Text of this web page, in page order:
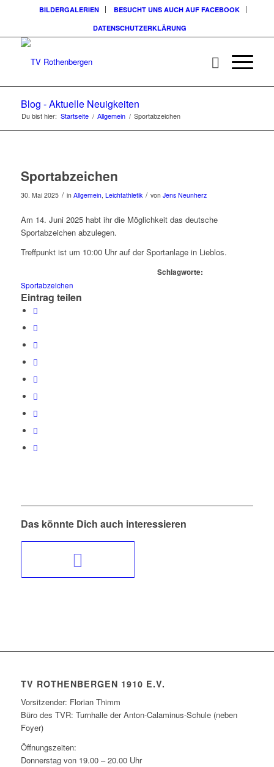
BILDERGALERIEN
BESUCHT UNS AUCH AUF FACEBOOK
DATENSCHUTZERKLÄRUNG
Blog - Aktuelle Neuigkeiten
Du bist hier: Startseite / Allgemein / Sportabzeichen
Sportabzeichen
30. Mai 2025 / in Allgemein, Leichtathletik / von Jens Neunherz
Am 14. Juni 2025 habt ihr die Möglichkeit das deutsche
Sportabzeichen abzulegen.
Treffpunkt ist um 10:00 Uhr auf der Sportanlage in Lieblos.
Schlagworte:
Sportabzeichen
Eintrag teilen
Das könnte Dich auch interessieren
TV ROTHENBERGEN 1910 E.V.
Vorsitzender: Florian Thimm
Büro des TVR: Turnhalle der Anton-Calaminus-Schule (neben
Foyer)
Öffnungszeiten:
Donnerstag von 19.00 – 20.00 Uhr